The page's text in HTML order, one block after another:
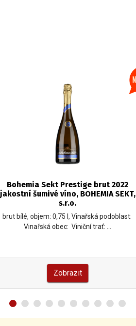
Bohemia Sekt Prestige brut 2022
jakostní šumivé víno, BOHEMIA SEKT,
s.r.o.
brut bílé, objem: 0,75 l, Vinařská podoblast:
Vinařská obec: Viniční trať: …
Zobrazit